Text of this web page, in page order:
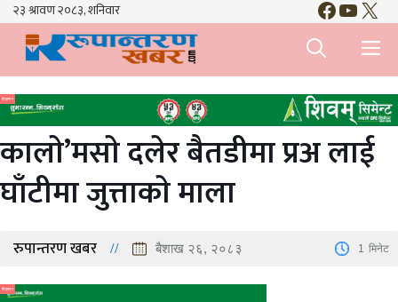
Skip
content
X
विज्ञापन
कालाे’मसाे दलेर बैतडीमा प्रअ लाई
घाँटीमा जुत्ताकाे माला
रुपान्तरण खबर बैशाख २६, २०८३ 1 मिनेट
विज्ञापन